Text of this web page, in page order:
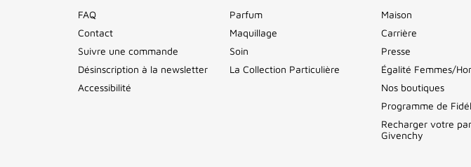
FAQ
Contact
Suivre une commande
Désinscription à la newsletter
Accessibilité
Parfum
Maquillage
Soin
La Collection Particulière
Maison
Carrière
Presse
Égalité Femmes/
Nos boutiques
Programme de
Recharger votre
Givenchy